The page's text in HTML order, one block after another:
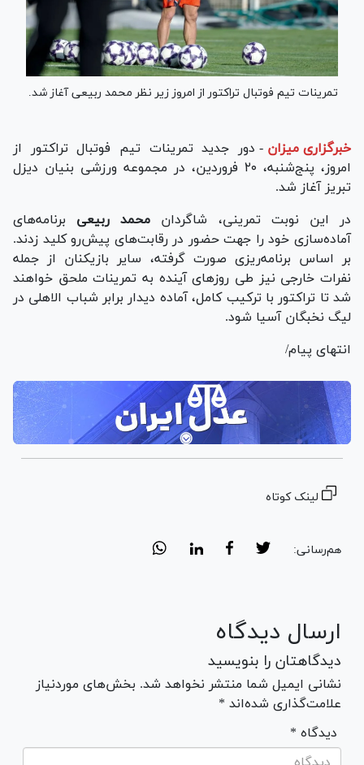
تمرینات تیم فوتبال تراکتور از امروز زیر نظر محمد ربیعی آغاز شد.
خبرگزاری میزان - دور جدید تمرینات تیم فوتبال تراکتور از
امروز، پنج‌شنبه، ۲۰ فروردین‌، در مجموعه ورزشی بنیان دیزل
تبریز آغاز شد.
در این نوبت تمرینی، شاگردان محمد ربیعی برنامه‌های
آماده‌سازی خود را جهت حضور در رقابت‌های پیش‌رو کلید زدند.
بر اساس برنامه‌ریزی صورت گرفته، سایر بازیکنان از جمله
نفرات خارجی نیز طی روز‌های آینده به تمرینات ملحق خواهند
شد تا تراکتور با ترکیب کامل، آماده دیدار برابر شباب الاهلی در
لیگ نخبگان آسیا شود.
انتهای پیام/
لینک کوتاه
هم‌رسانی:
ارسال دیدگاه
دیدگاهتان را بنویسید
نشانی ایمیل شما منتشر نخواهد شد. بخش‌های موردنیاز
علامت‌گذاری شده‌اند *
* دیدگاه